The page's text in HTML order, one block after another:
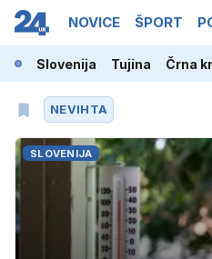
NOVICE ŠPORT
Slovenija Tujina Črna
NEVIHTA
SLOVENIJA